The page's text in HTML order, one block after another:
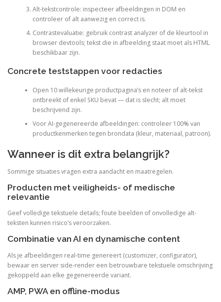
Alt-tekstcontrole: inspecteer afbeeldingen in DOM en
controleer of alt aanwezig en correct is.
Contrastevaluatie: gebruik contrast analyzer of de kleurtool in
browser devtools; tekst die in afbeelding staat moet als HTML
beschikbaar zijn.
Concrete teststappen voor redacties
Open 10 willekeurige productpagina’s en noteer of alt-tekst
ontbreekt of enkel SKU bevat — dat is slecht; alt moet
beschrijvend zijn.
Voor AI-gegenereerde afbeeldingen: controleer 100% van
productkenmerken tegen brondata (kleur, materiaal, patroon).
Wanneer is dit extra belangrijk?
Sommige situaties vragen extra aandacht en maatregelen.
Producten met veiligheids- of medische
relevantie
Geef volledige tekstuele details; foute beelden of onvolledige alt-
teksten kunnen risico’s veroorzaken.
Combinatie van AI en dynamische content
Als je afbeeldingen real-time genereert (customizer, configurator),
bewaar en server side-render een betrouwbare tekstuele omschrijving
gekoppeld aan elke gegenereerde variant.
AMP, PWA en offline-modus